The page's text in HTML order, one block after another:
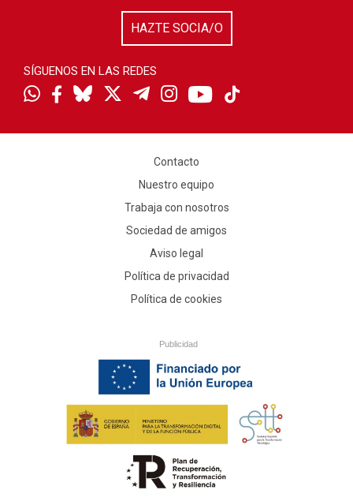
HAZTE SOCIA/O
SÍGUENOS EN LAS REDES
Contacto
Nuestro equipo
Trabaja con nosotros
Sociedad de amigos
Aviso legal
Política de privacidad
Política de cookies
Publicidad